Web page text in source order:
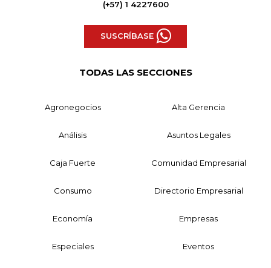
(+57) 1 4227600
SUSCRÍBASE
TODAS LAS SECCIONES
Agronegocios Alta Gerencia
Análisis Asuntos Legales
Caja Fuerte Comunidad Empresarial
Consumo Directorio Empresarial
Economía Empresas
Especiales Eventos